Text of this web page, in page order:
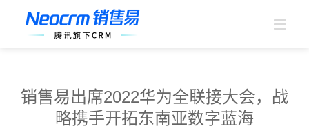
销售易出席2022华为全联接大会，战
略携手开拓东南亚数字蓝海